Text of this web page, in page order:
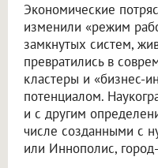
Экономические
изменили «режим
замкнутых систем,
превратились в
кластеры и «бизнес-
потенциалом.
и с другим
числе созданными с
или Иннополис,